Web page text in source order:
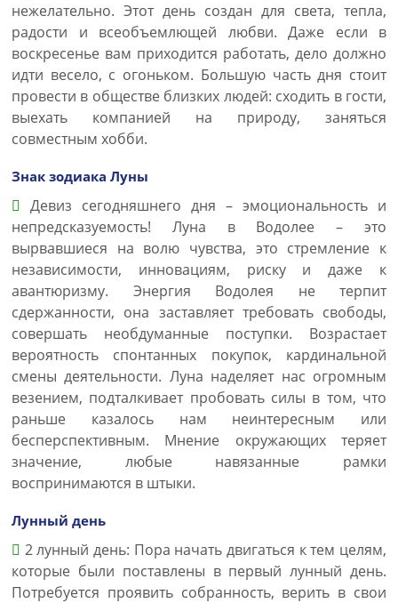
нежелательно. Этот день создан для света, тепла,
радости и всеобъемлющей любви. Даже если в
воскресенье вам приходится работать, дело должно
идти весело, с огоньком. Большую часть дня стоит
провести в обществе близких людей: сходить в гости,
выехать компанией на природу, заняться
совместным хобби.
Знак зодиака Луны
Девиз сегодняшнего дня – эмоциональность и
непредсказуемость! Луна в Водолее – это
вырвавшиеся на волю чувства, это стремление к
независимости, инновациям, риску и даже к
авантюризму. Энергия Водолея не терпит
сдержанности, она заставляет требовать свободы,
совершать необдуманные поступки. Возрастает
вероятность спонтанных покупок, кардинальной
смены деятельности. Луна наделяет нас огромным
везением, подталкивает пробовать силы в том, что
раньше казалось нам неинтересным или
бесперспективным. Мнение окружающих теряет
значение, любые навязанные рамки
воспринимаются в штыки.
Лунный день
2 лунный день: Пора начать двигаться к тем целям,
которые были поставлены в первый лунный день.
Потребуется проявить собранность, верить в свои